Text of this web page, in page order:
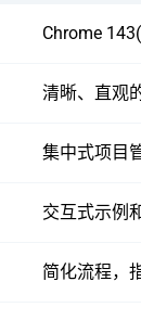
Chrome
清晰、直观
集中式项目
交互式示例
简化流程，